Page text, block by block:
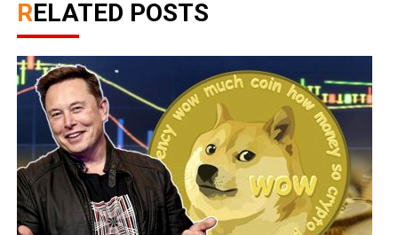
RELATED POSTS